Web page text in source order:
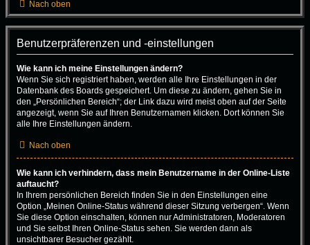
Nach oben
Benutzerpräferenzen und -einstellungen
Wie kann ich meine Einstellungen ändern?
Wenn Sie sich registriert haben, werden alle Ihre Einstellungen in der
Datenbank des Boards gespeichert. Um diese zu ändern, gehen Sie in
den „Persönlichen Bereich“; der Link dazu wird meist oben auf der Seite
angezeigt, wenn Sie auf Ihren Benutzernamen klicken. Dort können Sie
alle Ihre Einstellungen ändern.
Nach oben
Wie kann ich verhindern, dass mein Benutzername in der Online-Liste
auftaucht?
In Ihrem persönlichen Bereich finden Sie in den Einstellungen eine
Option „Meinen Online-Status während dieser Sitzung verbergen“. Wenn
Sie diese Option einschalten, können nur Administratoren, Moderatoren
und Sie selbst Ihren Online-Status sehen. Sie werden dann als
unsichtbarer Besucher gezählt.